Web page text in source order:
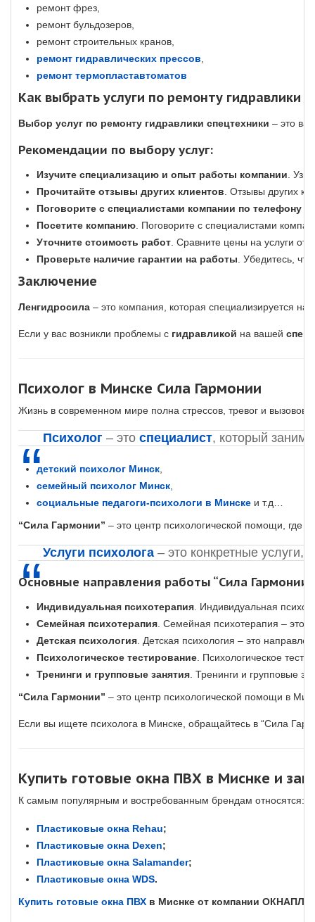
ремонт фрез,
ремонт бульдозеров,
ремонт строительных кранов,
ремонт гидравлических прессов
ремонт термопластавтоматов
Как выбрать услуги по ремонту гидравлики
Выбор услуг по ремонту гидравлики спецтехники – это
Рекомендации по выбору услуг:
Изучите специализацию и опыт работы компании .
Прочитайте отзывы других клиентов . Отзывы других
Поговорите с специалистами компании по телефону
Посетите компанию . Поговорите с специалистами
Уточните стоимость работ . Сравните цены на услуги
Проверьте наличие гарантии на работы . Убедитесь,
Заключение
Ленгидросила – это компания, которая специализируется на
Если у вас возникли проблемы с гидравликой на вашей
Психолог в Минске Сила Гармонии
Жизнь в современном мире полна стрессов, тревог и вызовов.
Психолог – это специалист, который
детский психолог Минск
семейный психолог Минск
социальные педагоги-психологи в Минске и т.д…
“Сила Гармонии” – это центр психологической помощи, где
Услуги психолога – это конкретные
Основные направления работы “Сила
Индивидуальная психотерапия . Индивидуальная
Семейная психотерапия . Семейная психотерапия –
Детская психология . Детская психология – это
Психологическое тестирование . Психологическое
Тренинги и групповые занятия . Тренинги и групповые
“Сила Гармонии” – это центр психологической помощи в
Если вы ищете психолога в Минске, обращайтесь в “Сила
Купить готовые окна ПВХ в Миснке и
К самым популярным и востребованным брендам относятся:
Пластиковые окна Rehau;
Пластиковые окна Dexen;
Пластиковые окна Salamander;
Пластиковые окна WDS.
Купить готовые окна ПВХ в Миснке от компании